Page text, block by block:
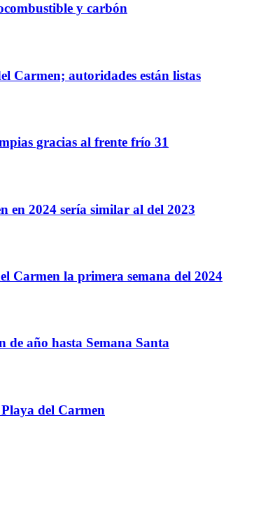
y carbón
Carmen; autoridades están listas
gracias al frente frío 31
en 2024 sería similar al del 2023
Carmen la primera semana del 2024
de año hasta Semana Santa
del Carmen